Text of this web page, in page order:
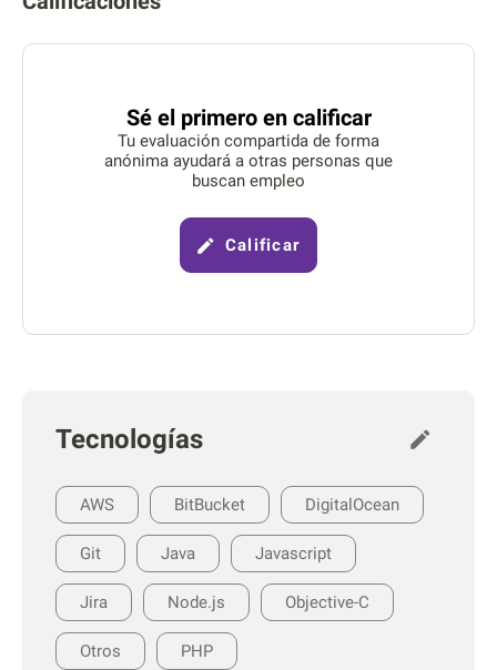
Sé el primero en calificar
Tu evaluación compartida de forma
anónima ayudará a otras personas que
buscan empleo
Calificar
Tecnologías
AWS BitBucket DigitalOcean
Git Java Javascript
Jira Node.js Objective-C
Otros PHP